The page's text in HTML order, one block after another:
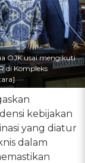
OJK usai mengikuti
di Kompleks
kebijakan
yang diatur
dalam